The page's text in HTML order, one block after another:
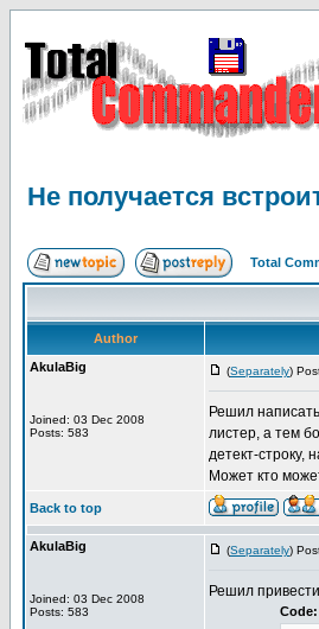
Не получается
Total
Author
AkulaBig
Joined: 03 Dec 2008
Posts: 583
(Separately)
Решил
листер, а тем
детект-строку,
Может кто
Back to top
AkulaBig
Joined: 03 Dec 2008
Posts: 583
(Separately)
Решил
Code: